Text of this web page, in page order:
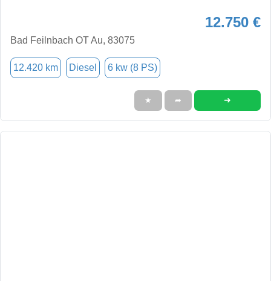
12.750 €
Bad Feilnbach OT Au, 83075
12.420 km Diesel 6 kw (8 PS)
★ ➦ ➜